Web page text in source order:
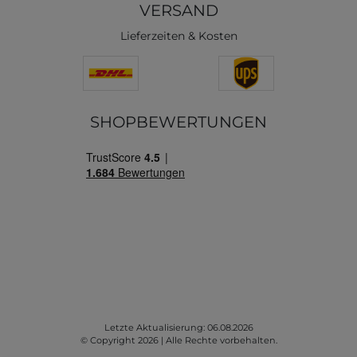
VERSAND
Lieferzeiten & Kosten
SHOPBEWERTUNGEN
Letzte Aktualisierung: 06.08.2026
© Copyright 2026 | Alle Rechte vorbehalten.